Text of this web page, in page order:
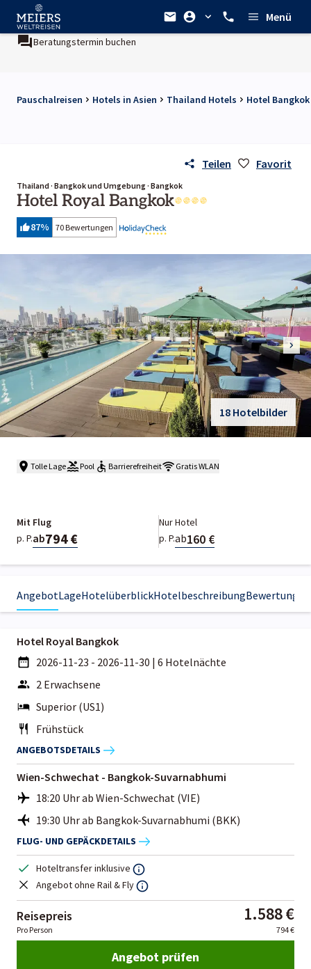
Menü
Beratungstermin buchen
Pauschalreisen Hotels in Asien Thailand Hotels Hotel Bangkok
Teilen Favorit
Thailand · Bangkok und Umgebung · Bangkok
Hotel Royal Bangkok
87% 70 Bewertungen
18 Hotelbilder
Tolle Lage Pool Barrierefreiheit Gratis WLAN
Mit Flug
p. P.ab794 €
Nur Hotel
p. P.ab160 €
AngebotLageHotelüberblickHotelbeschreibungBewertungen
Hotel Royal Bangkok
2026-11-23 - 2026-11-30 | 6 Hotelnächte
2 Erwachsene
Superior (US1)
Frühstück
ANGEBOTSDETAILS
Wien-Schwechat - Bangkok-Suvarnabhumi
18:20 Uhr ab Wien-Schwechat (VIE)
19:30 Uhr ab Bangkok-Suvarnabhumi (BKK)
FLUG- UND GEPÄCKDETAILS
Hoteltransfer inklusive
Angebot ohne Rail & Fly
Reisepreis 1.588 €
Pro Person 794 €
Angebot prüfen